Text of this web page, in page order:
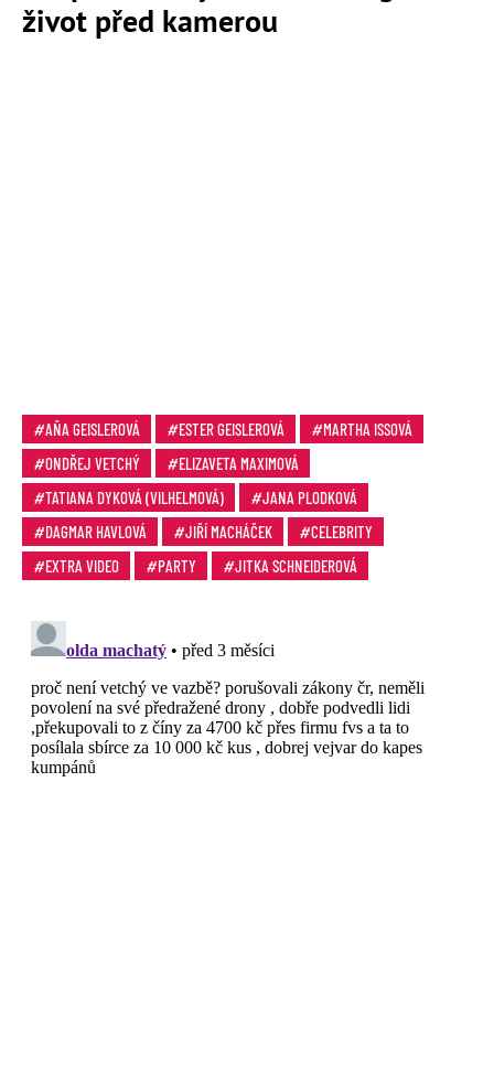
život před kamerou
AŇA GEISLEROVÁ ESTER GEISLEROVÁ
MARTHA ISSOVÁ
ONDŘEJ VETCHÝ
ELIZAVETA MAXIMOVÁ
TATIANA DYKOVÁ (VILHELMOVÁ)
JANA PLODKOVÁ
DAGMAR HAVLOVÁ
JIŘÍ MACHÁČEK
CELEBRITY
EXTRA VIDEO
PARTY JITKA SCHNEIDEROVÁ